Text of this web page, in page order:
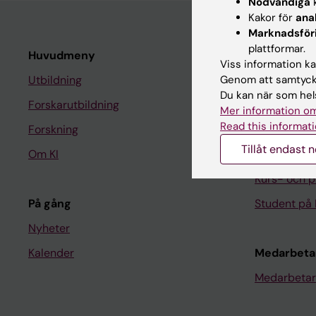
Huvudmeny
Utbildning
Forskarutbildning
Forskning
Om KI
På gång
Nyheter
Kalender
Student
Ladok
Canvas
Schema
Kurs- och
Student på
Kakor för
plattformar.
Viss information
Genom att
Du kan när som
Mer information
Read this
Tillåt endast